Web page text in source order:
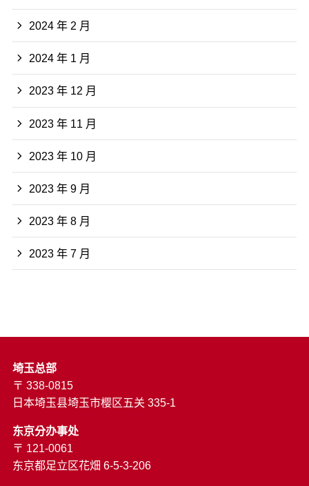
2024 年 2 月
2024 年 1 月
2023 年 12 月
2023 年 11 月
2023 年 10 月
2023 年 9 月
2023 年 8 月
2023 年 7 月
埼玉总部
〒 338-0815
日本埼玉县埼玉市樱区五关 335-1
东京分办事处
〒 121-0061
东京都足立区花畑 6-5-3-206